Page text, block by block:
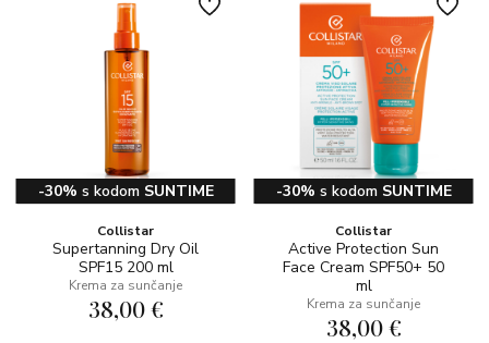
-30% s kodom SUNTIME
Collistar
Supertanning Dry Oil
SPF15 200 ml
Krema za sunčanje
38,00 €
-30% s kodom SUNTIME
Collistar
Active Protection Sun
Face Cream SPF50+ 50
ml
Krema za sunčanje
38,00 €